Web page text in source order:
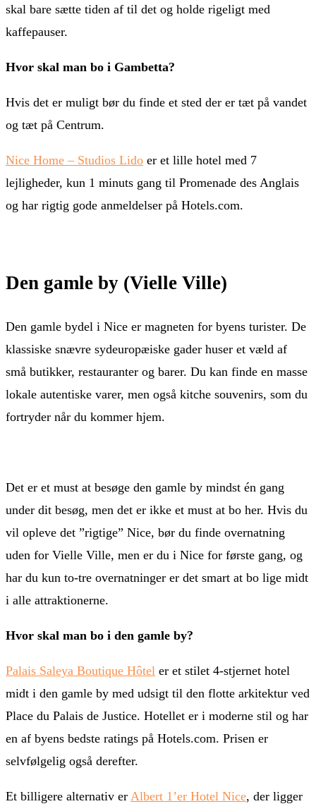
skal bare sætte tiden af til det og holde rigeligt med
kaffepauser.
Hvor skal man bo i Gambetta?
Hvis det er muligt bør du finde et sted der er tæt på vandet
og tæt på Centrum.
Nice Home – Studios Lido er et lille hotel med 7
lejligheder, kun 1 minuts gang til Promenade des Anglais
og har rigtig gode anmeldelser på Hotels.com.
Den gamle by (Vielle Ville)
Den gamle bydel i Nice er magneten for byens turister. De
klassiske snævre sydeuropæiske gader huser et væld af
små butikker, restauranter og barer. Du kan finde en masse
lokale autentiske varer, men også kitche souvenirs, som du
fortryder når du kommer hjem.
Det er et must at besøge den gamle by mindst én gang
under dit besøg, men det er ikke et must at bo her. Hvis du
vil opleve det ”rigtige” Nice, bør du finde overnatning
uden for Vielle Ville, men er du i Nice for første gang, og
har du kun to-tre overnatninger er det smart at bo lige midt
i alle attraktionerne.
Hvor skal man bo i den gamle by?
Palais Saleya Boutique Hôtel er et stilet 4-stjernet hotel
midt i den gamle by med udsigt til den flotte arkitektur ved
Place du Palais de Justice. Hotellet er i moderne stil og har
en af byens bedste ratings på Hotels.com. Prisen er
selvfølgelig også derefter.
Et billigere alternativ er Albert 1’er Hotel Nice, der ligger